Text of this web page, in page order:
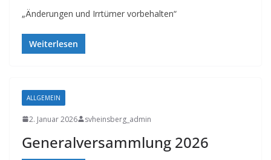
„Änderungen und Irrtümer vorbehalten“
Weiterlesen
ALLGEMEIN
2. Januar 2026 svheinsberg_admin
Generalversammlung 2026